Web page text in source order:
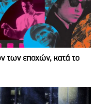
των εποχών, κατά το